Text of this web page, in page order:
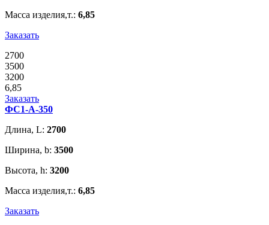
Масса изделия,т.: 6,85
Заказать
2700
3500
3200
6,85
Заказать
ФС1-А-350
Длина, L: 2700
Ширина, b: 3500
Высота, h: 3200
Масса изделия,т.: 6,85
Заказать